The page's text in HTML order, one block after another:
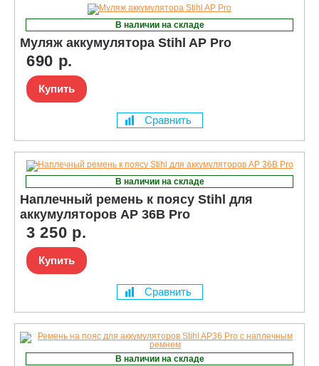
В наличии на складе
Муляж аккумулятора Stihl AP Pro
690 р.
Купить
Сравнить
В наличии на складе
Наплечный ремень к поясу Stihl для
аккумуляторов AP 36В Pro
3 250 р.
Купить
Сравнить
В наличии на складе